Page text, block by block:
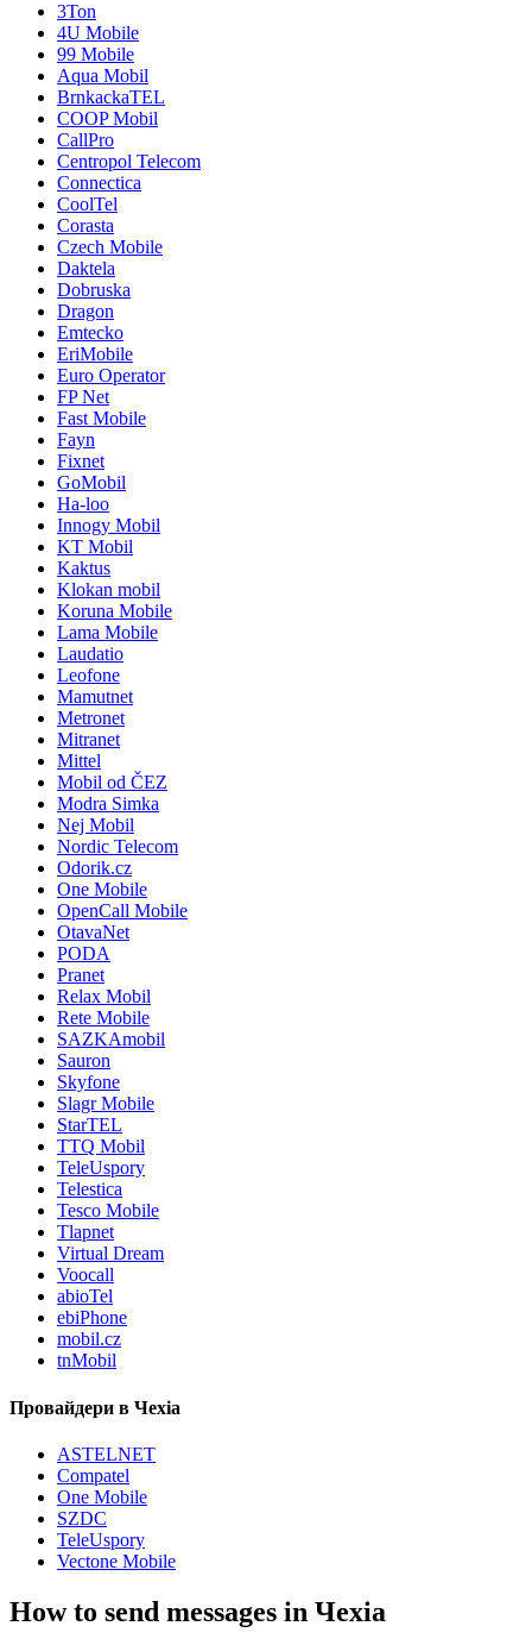
3Ton
4U Mobile
99 Mobile
Aqua Mobil
BrnkackaTEL
COOP Mobil
CallPro
Centropol Telecom
Connectica
CoolTel
Corasta
Czech Mobile
Daktela
Dobruska
Dragon
Emtecko
EriMobile
Euro Operator
FP Net
Fast Mobile
Fayn
Fixnet
GoMobil
Ha-loo
Innogy Mobil
KT Mobil
Kaktus
Klokan mobil
Koruna Mobile
Lama Mobile
Laudatio
Leofone
Mamutnet
Metronet
Mitranet
Mittel
Mobil od ČEZ
Modra Simka
Nej Mobil
Nordic Telecom
Odorik.cz
One Mobile
OpenCall Mobile
OtavaNet
PODA
Pranet
Relax Mobil
Rete Mobile
SAZKAmobil
Sauron
Skyfone
Slagr Mobile
StarTEL
TTQ Mobil
TeleUspory
Telestica
Tesco Mobile
Tlapnet
Virtual Dream
Voocall
abioTel
ebiPhone
mobil.cz
tnMobil
Провайдери в Чехіа
ASTELNET
Compatel
One Mobile
SZDC
TeleUspory
Vectone Mobile
How to send messages in Чехіа